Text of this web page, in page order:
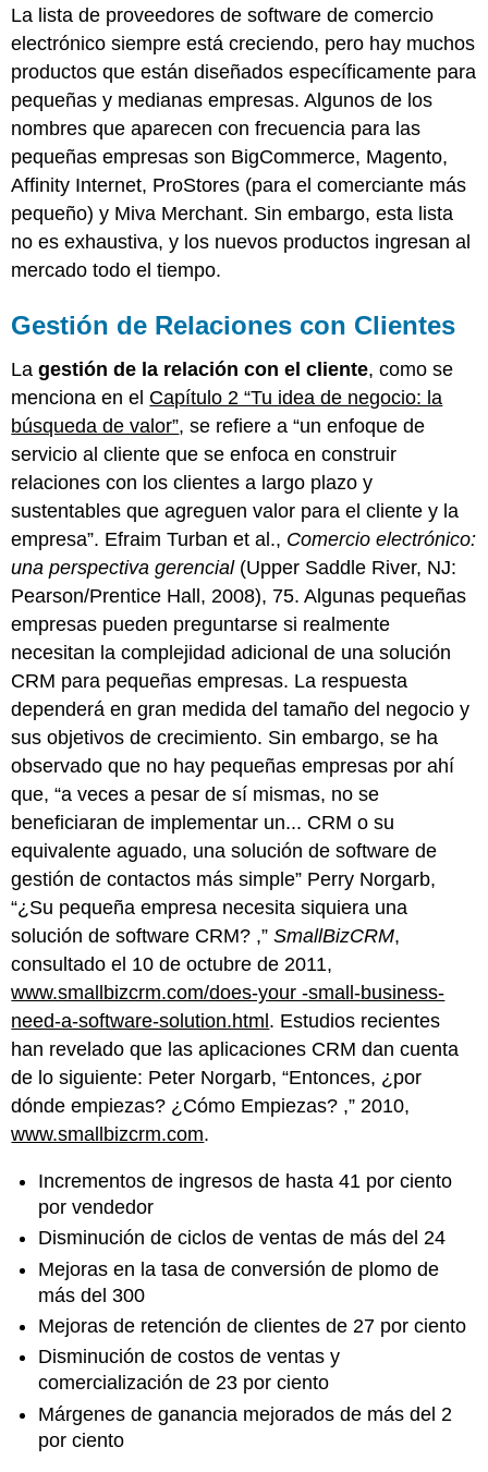
La lista de proveedores de software de comercio
electrónico siempre está creciendo, pero hay muchos
productos que están diseñados específicamente para
pequeñas y medianas empresas. Algunos de los
nombres que aparecen con frecuencia para las
pequeñas empresas son BigCommerce, Magento,
Affinity Internet, ProStores (para el comerciante más
pequeño) y Miva Merchant. Sin embargo, esta lista
no es exhaustiva, y los nuevos productos ingresan al
mercado todo el tiempo.
Gestión de Relaciones con Clientes
Lagestión de la relación con el cliente, como se
menciona en el Capítulo 2 “Tu idea de negocio: la
búsqueda de valor”, se refiere a “un enfoque de
servicio al cliente que se enfoca en construir
relaciones con los clientes a largo plazo y
sustentables que agreguen valor para el cliente y la
empresa”. Efraim Turban et al., Comercio electrónico:
una perspectiva gerencial(Upper Saddle River, NJ:
Pearson/Prentice Hall, 2008), 75. Algunas pequeñas
empresas pueden preguntarse si realmente
necesitan la complejidad adicional de una solución
CRM para pequeñas empresas. La respuesta
dependerá en gran medida del tamaño del negocio y
sus objetivos de crecimiento. Sin embargo, se ha
observado que no hay pequeñas empresas por ahí
que, “a veces a pesar de sí mismas, no se
beneficiaran de implementar un... CRM o su
equivalente aguado, una solución de software de
gestión de contactos más simple” Perry Norgarb,
“¿Su pequeña empresa necesita siquiera una
solución de software CRM? ,”SmallBizCRM,
consultado el 10 de octubre de 2011,
www.smallbizcrm.com/does-your -small-business-
need-a-software-solution.html . Estudios recientes
han revelado que las aplicaciones CRM dan cuenta
de lo siguiente: Peter Norgarb, “Entonces, ¿por
dónde empiezas? ¿Cómo Empiezas? ,” 2010,
www.smallbizcrm.com.
Incrementos de ingresos de hasta 41 por ciento
por vendedor
Disminución de ciclos de ventas de más del 24
Mejoras en la tasa de conversión de plomo de
más del 300
Mejoras de retención de clientes de 27 por ciento
Disminución de costos de ventas y
comercialización de 23 por ciento
Márgenes de ganancia mejorados de más del 2
por ciento